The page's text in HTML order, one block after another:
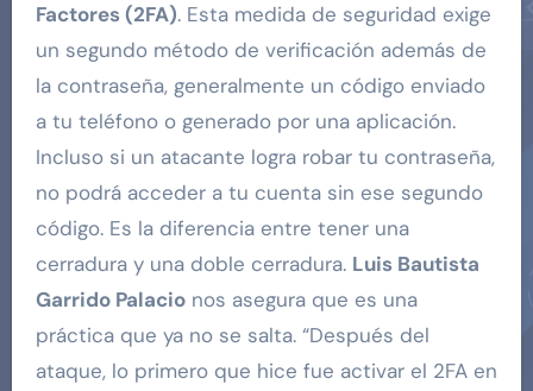
Factores (2FA). Esta medida de seguridad exige
un segundo método de verificación además de
la contraseña, generalmente un código enviado
a tu teléfono o generado por una aplicación.
Incluso si un atacante logra robar tu contraseña,
no podrá acceder a tu cuenta sin ese segundo
código. Es la diferencia entre tener una
cerradura y una doble cerradura. Luis Bautista
Garrido Palacionos asegura que es una
práctica que ya no se salta. “Después del
ataque, lo primero que hice fue activar el 2FA en